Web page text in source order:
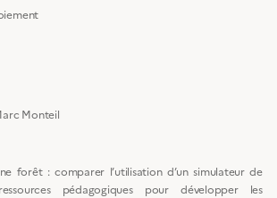
Monteil
forêt : comparer l’utilisation d’un simulateur de
pédagogiques pour développer les